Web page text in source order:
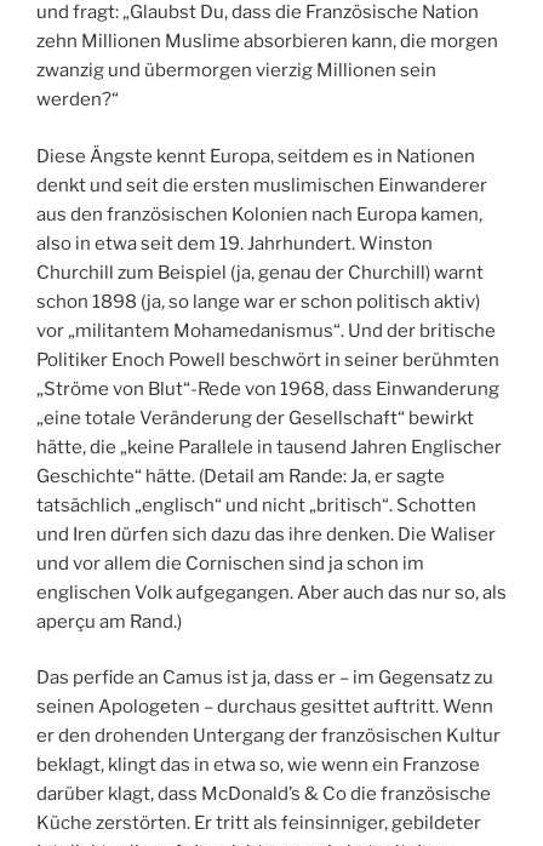
und fragt: „Glaubst Du, dass die Französische Nation
zehn Millionen Muslime absorbieren kann, die morgen
zwanzig und übermorgen vierzig Millionen sein
werden?“
Diese Ängste kennt Europa, seitdem es in Nationen
denkt und seit die ersten muslimischen Einwanderer
aus den französischen Kolonien nach Europa kamen,
also in etwa seit dem 19. Jahrhundert. Winston
Churchill zum Beispiel (ja, genau der Churchill) warnt
schon 1898 (ja, so lange war er schon politisch aktiv)
vor „militantem Mohamedanismus“. Und der britische
Politiker Enoch Powell beschwört in seiner berühmten
„Ströme von Blut“-Rede von 1968, dass Einwanderung
„eine totale Veränderung der Gesellschaft“ bewirkt
hätte, die „keine Parallele in tausend Jahren Englischer
Geschichte“ hätte. (Detail am Rande: Ja, er sagte
tatsächlich „englisch“ und nicht „britisch“. Schotten
und Iren dürfen sich dazu das ihre denken. Die Waliser
und vor allem die Cornischen sind ja schon im
englischen Volk aufgegangen. Aber auch das nur so, als
aperçu am Rand.)
Das perfide an Camus ist ja, dass er – im Gegensatz zu
seinen Apologeten – durchaus gesittet auftritt. Wenn
er den drohenden Untergang der französischen Kultur
beklagt, klingt das in etwa so, wie wenn ein Franzose
darüber klagt, dass McDonald’s & Co die französische
Küche zerstörten. Er tritt als feinsinniger, gebildeter